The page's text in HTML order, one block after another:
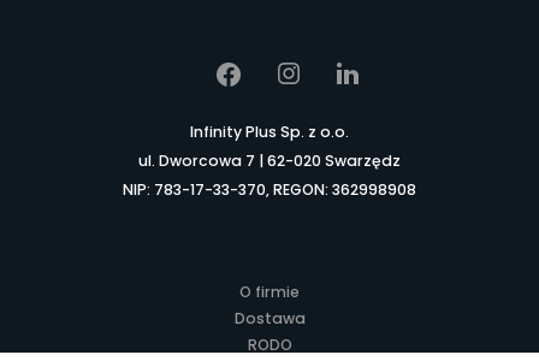
Infinity Plus Sp. z o.o.
ul. Dworcowa 7 | 62-020 Swarzędz
NIP: 783-17-33-370, REGON: 362998908
O firmie
Dostawa
RODO